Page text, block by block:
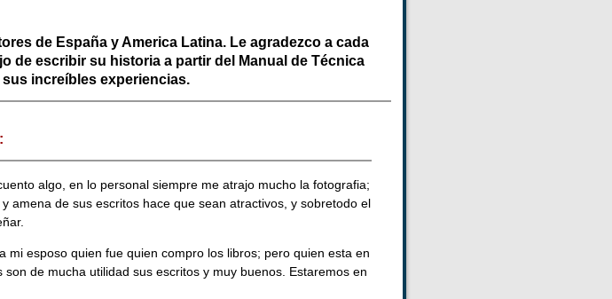
de España y America Latina. Le agradezco a cada
de escribir su historia a partir del Manual de Técnica
increíbles experiencias.
algo, en lo personal siempre me atrajo mucho la fotografia;
amena de sus escritos hace que sean atractivos, y sobretodo el
esposo quien fue quien compro los libros; pero quien esta en
de mucha utilidad sus escritos y muy buenos. Estaremos en